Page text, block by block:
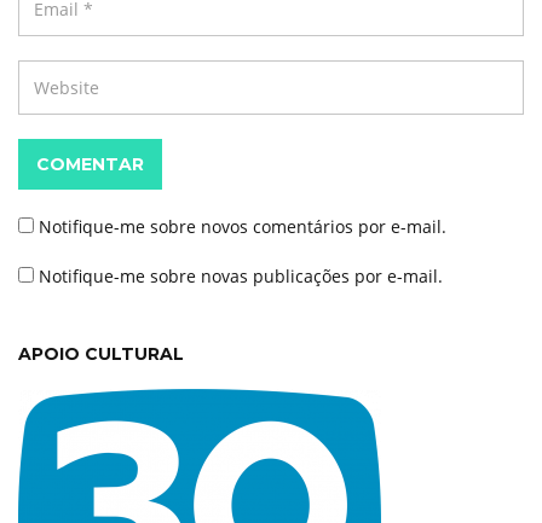
COMENTAR
Notifique-me sobre novos comentários por e-mail.
Notifique-me sobre novas publicações por e-mail.
APOIO CULTURAL